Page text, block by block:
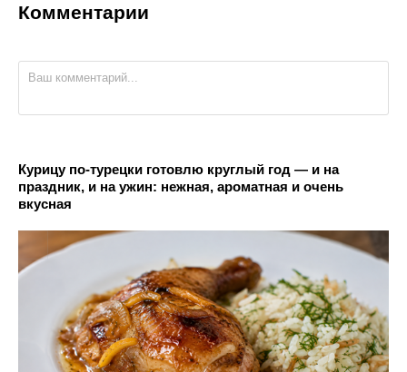
Комментарии
Курицу по-турецки готовлю круглый год — и на
праздник, и на ужин: нежная, ароматная и очень
вкусная